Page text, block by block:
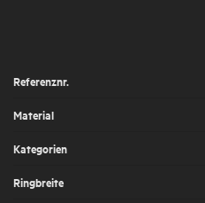
Referenznr.
Material
Kategorien
Ringbreite